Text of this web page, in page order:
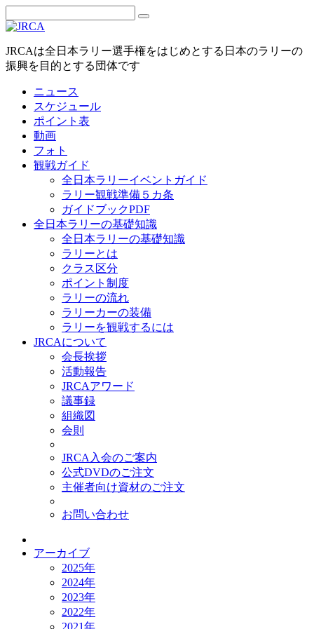
JRCAは全日本ラリー選手権をはじめとする日本のラリーの
振興を目的とする団体です
ニュース
スケジュール
ポイント表
動画
フォト
観戦ガイド
全日本ラリーイベントガイド
ラリー観戦準備５カ条
ガイドブックPDF
全日本ラリーの基礎知識
全日本ラリーの基礎知識
ラリーとは
クラス区分
ポイント制度
ラリーの流れ
ラリーカーの装備
ラリーを観戦するには
JRCAについて
会長挨拶
活動報告
JRCAアワード
議事録
組織図
会則
JRCA入会のご案内
公式DVDのご注文
主催者向け資材のご注文
お問い合わせ
アーカイブ
2025年
2024年
2023年
2022年
2021年